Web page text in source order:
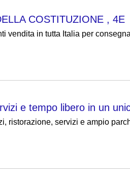
COSTITUZIONE , 4E
vendita in tutta Italia per
e tempo libero in un
ristorazione, servizi e ampio